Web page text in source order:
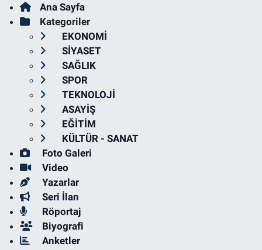
Ana Sayfa
Kategoriler
EKONOMİ
SİYASET
SAĞLIK
SPOR
TEKNOLOJİ
ASAYİŞ
EĞİTİM
KÜLTÜR - SANAT
Foto Galeri
Video
Yazarlar
Seri İlan
Röportaj
Biyografi
Anketler